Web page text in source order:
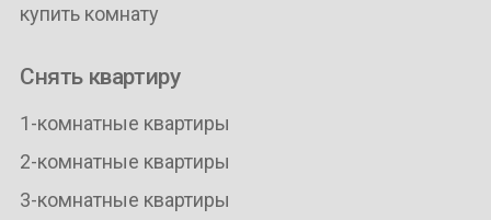
купить комнату
Снять квартиру
1-комнатные квартиры
2-комнатные квартиры
3-комнатные квартиры